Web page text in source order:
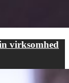
virksomhed